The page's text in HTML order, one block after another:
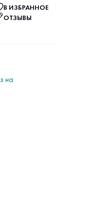
В ИЗБРАННОЕ
ОТЗЫВЫ
на